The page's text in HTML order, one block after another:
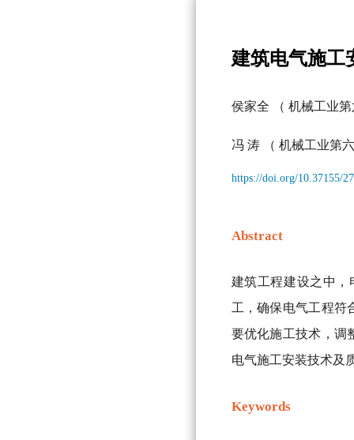
建筑电气施工
侯家全 （ 机械工业
冯 涛 （ 机械工业第
https://doi.org/10.37155/
Abstract
建筑工程建设之中
工，确保电气工程符
要优化施工技术，调
电气施工安装技术及
Keywords